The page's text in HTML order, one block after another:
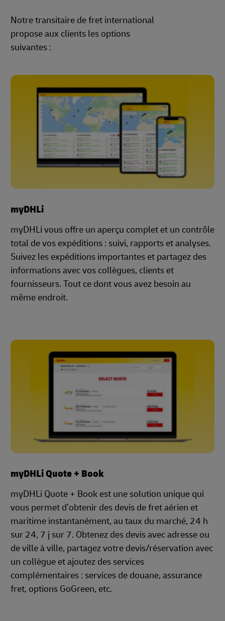
Notre transitaire de fret international
propose aux clients les options
suivantes :
myDHLi
myDHLi vous offre un aperçu complet et un contrôle
total de vos expéditions : suivi, rapports et analyses.
Suivez les expéditions importantes et partagez des
informations avec vos collègues, clients et
fournisseurs. Tout ce dont vous avez besoin au
même endroit.
myDHLi Quote + Book
myDHLi Quote + Book est une solution unique qui
vous permet d’obtenir des devis de fret aérien et
maritime instantanément, au taux du marché, 24 h
sur 24, 7 j sur 7. Obtenez des devis avec adresse ou
de ville à ville, partagez votre devis/réservation avec
un collègue et ajoutez des services
complémentaires : services de douane, assurance
fret, options GoGreen, etc.